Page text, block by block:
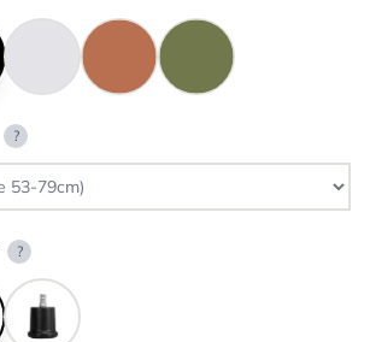
?
?